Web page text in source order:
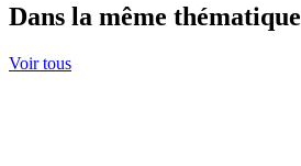
Dans la même thématique
Voir tous